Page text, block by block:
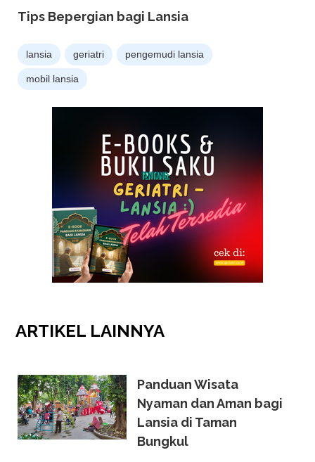
Tips Bepergian bagi Lansia
lansia geriatri pengemudi lansia
mobil lansia
ARTIKEL LAINNYA
Panduan Wisata
Nyaman dan Aman bagi
Lansia di Taman
Bungkul